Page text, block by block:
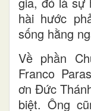
hài hước
sống hằng
Về phần
Franco
ơn Đức
biệt. Ông